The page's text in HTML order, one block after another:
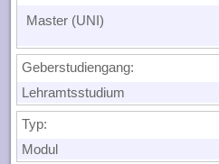
Master (UNI)
Geberstudiengang:
Lehramtsstudium
Typ:
Modul